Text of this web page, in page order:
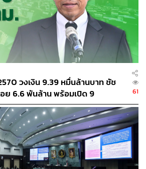
หญ่ที่อาจารย์มานะนำมาใช้เป็นเกณฑ์
ชัชชาติในวันนี้
รอยด่างพร้อย แต่สอบตก
งถิ่น
ำงาน ทางคณะผู้บริหารของ กทม. ได้
หน้าให้ ACT ฟังเป็นระยะ สิ่งที่ค้นพบ
จในระดับนโยบายคือ ไม่มีข่าวการ
ฯ กทม. คณะผู้บริหาร หรือทีมงาน
วงเงิน 9.39 หมื่นล้านบาท ชัช
ย 6.6 พันล้าน พร้อมเปิด 9
ง
61